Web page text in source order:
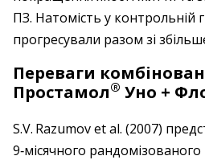
ПЗ. Натомість у контрольній
прогресували разом зі
Переваги
Простамол® Уно +
S.V. Razumov et al. (2007)
9‑місячного